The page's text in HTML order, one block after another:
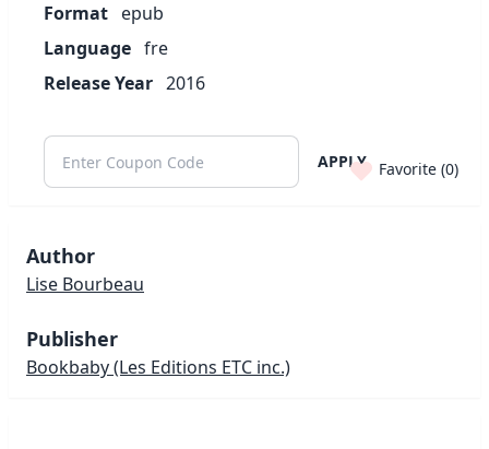
Format epub
Language fre
Release Year 2016
APPLY Favorite (0)
Author
Lise Bourbeau
Publisher
Bookbaby(Les Editions ETC inc.)